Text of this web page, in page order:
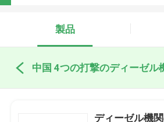
製品
中国 4つの打撃のディーゼル
ディーゼル機